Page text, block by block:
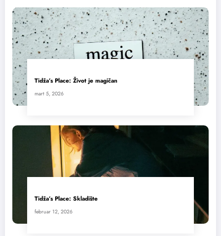
Tidža’s Place: Život je magičan
mart 5, 2026
Tidža’s Place: Skladište
februar 12, 2026